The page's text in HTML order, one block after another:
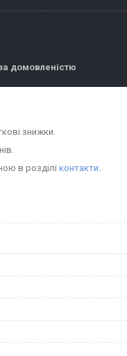
домовленістю
знижки.
в розділі контакти